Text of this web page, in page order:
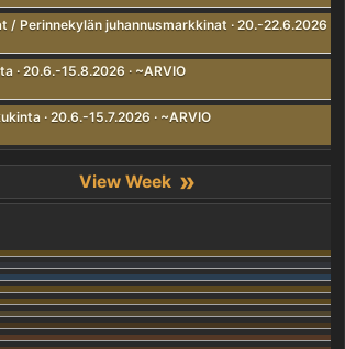
Perinnekylän juhannusmarkkinat · 20.-22.6.2026 ·
· 20.6.-15.8.2026 · ~ARVIO
· 20.6.-15.7.2026 · ~ARVIO
»